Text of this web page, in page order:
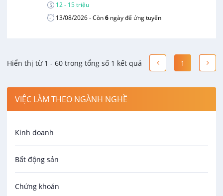
12 - 15 triệu
13/08/2026- Còn6 ngày để ứng tuyển
Hiển thị từ 1 - 60 trong tổng số 1 kết quả 1
VIỆC LÀM THEO NGÀNH NGHỀ
Kinh doanh
Bất động sản
Chứng khoán